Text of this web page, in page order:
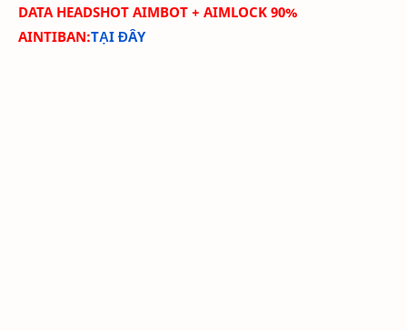
DATA HEADSHOT AIMBOT + AIMLOCK 90%
AINTIBAN:TẠI ĐÂY